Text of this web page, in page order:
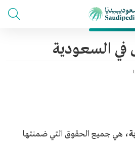
السعودية
هي جميع الحقوق التي ضمنتها